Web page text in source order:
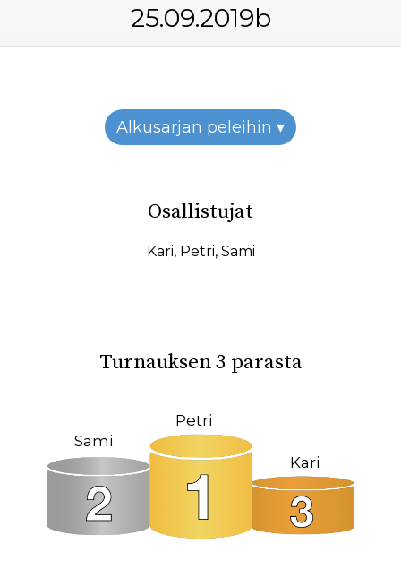
28.03.2026
24.03.2026
19.03.2026
12.03.2026
26.02.2026
24.02.2026
22.02.2026
19.02.2026
31.01.2026
27.01.2026
19.01.2026
17.01.2026
27.09.2025
22.09.2025
19.09.2025
11.09.2025
09.09.2025
31.08.2025
25.09.2019b
Alkusarjan peleihin ▾
Osallistujat
Kari, Petri, Sami
Turnauksen 3 parasta
Petri
Sami
Kari